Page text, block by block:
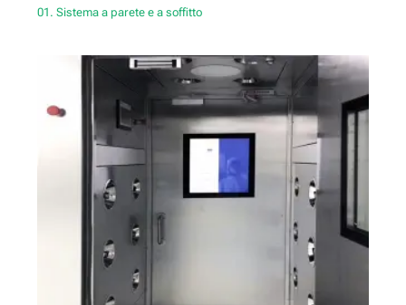
01. Sistema a parete e a soffitto